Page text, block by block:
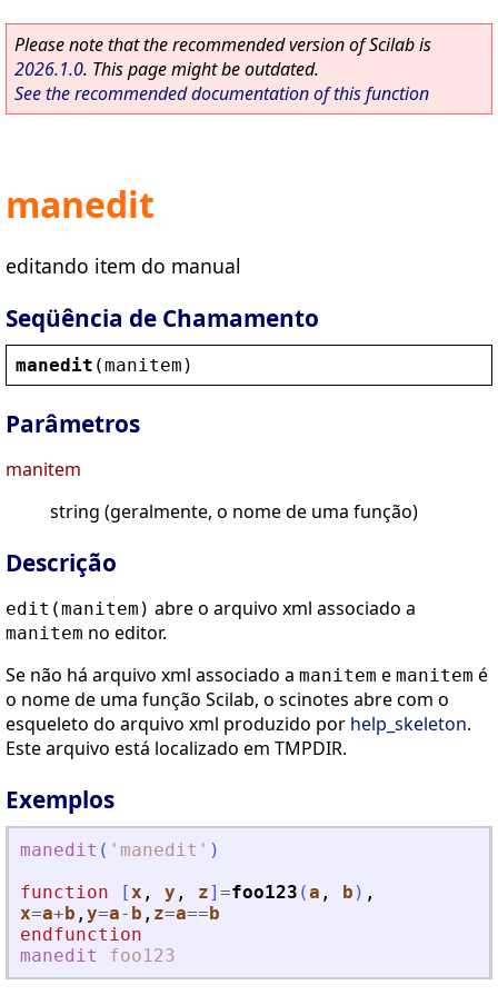
Please note that the recommended version of Scilab is
2026.1.0. This page might be outdated.
See the recommended documentation of this function
manedit
editando item do manual
Seqüência de Chamamento
manedit (manitem )
Parâmetros
manitem
string (geralmente, o nome de uma função)
Descrição
edit(manitem) abre o arquivo xml associado a
manitem no editor.
Se não há arquivo xml associado a manitem e manitem é
o nome de uma função Scilab, o scinotes abre com o
esqueleto do arquivo xml produzido por help_skeleton.
Este arquivo está localizado em TMPDIR.
Exemplos
manedit ( ' manedit ' )
function
[x , y , z] =foo123 (a , b ) ,
x=a+b , y=a- b , z=a==b
endfunction
manedit
foo123